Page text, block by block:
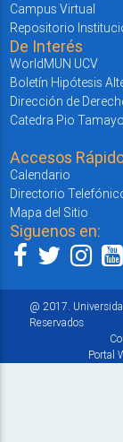
Campus Virtual
Repositorio
De Interés
WorldMUN UCV
Boletín Hipótesis
Dirección de
Catedra Pio Tamayo
Accesos
Calendario
Directorio
Mapa del Sitio
Siguenos en:
@ 2017.
Reservados
Portal